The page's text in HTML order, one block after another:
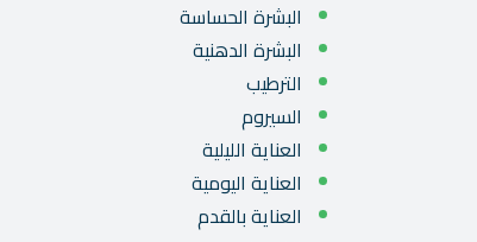
البشرة الحساسة
البشرة الدهنية
الترطيب
السيروم
العناية الليلية
العناية اليومية
العناية بالقدم